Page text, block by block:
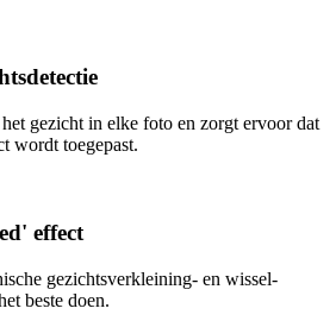
gezicht in elke foto en zorgt ervoor dat
wordt toegepast.
effect
gezichtsverkleining- en wissel-
beste doen.